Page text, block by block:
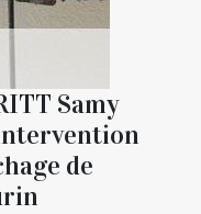
Samy
de